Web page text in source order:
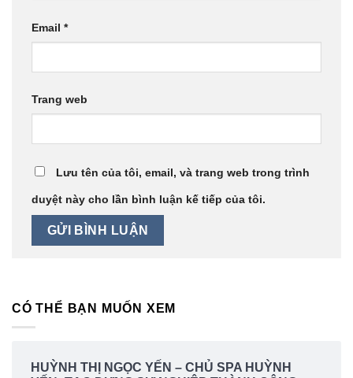
Email *
Trang web
Lưu tên của tôi, email, và trang web trong trình
duyệt này cho lần bình luận kế tiếp của tôi.
CÓ THỂ BẠN MUỐN XEM
HUỲNH THỊ NGỌC YẾN – CHỦ SPA HUỲNH